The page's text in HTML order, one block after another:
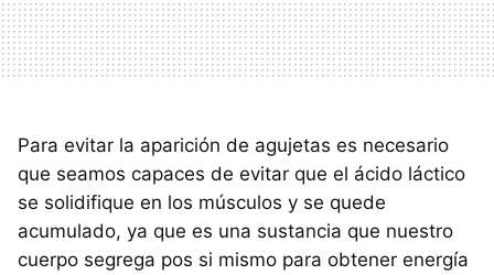
Para evitar la aparición de agujetas es necesario
que seamos capaces de evitar que el ácido láctico
se solidifique en los músculos y se quede
acumulado, ya que es una sustancia que nuestro
cuerpo segrega pos si mismo para obtener energía